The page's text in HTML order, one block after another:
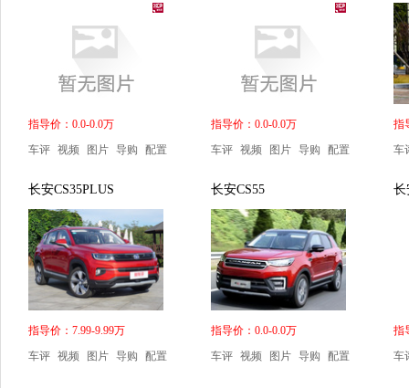
指导价：0.0-0.0万
车评 视频 图片 导购 配置
指导价：0.0-0.0万
车评 视频 图片 导购 配置
指
车
长安CS35PLUS
指导价：7.99-9.99万
车评 视频 图片 导购 配置
长安CS55
指导价：0.0-0.0万
车评 视频 图片 导购 配置
长
指
车